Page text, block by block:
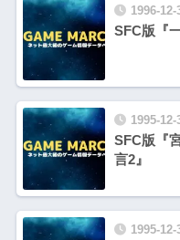
1996-12-
SFC版『
1995-12-
SFC版『
言2』
1995-12-